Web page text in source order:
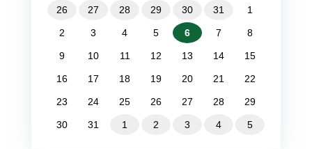
26 27 28 29 30 31 1
2 3 4 5 6 7 8
9 10 11 12 13 14 15
16 17 18 19 20 21 22
23 24 25 26 27 28 29
30 31 1 2 3 4 5